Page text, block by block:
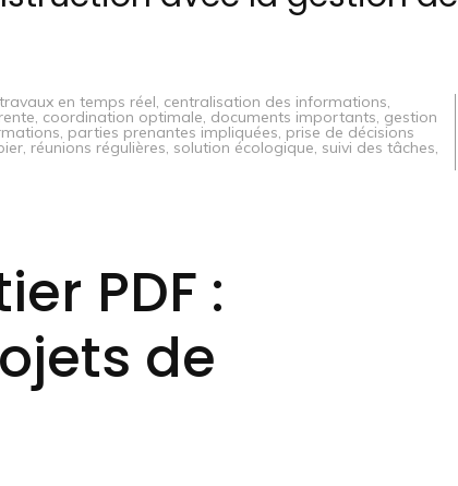
en temps réel, centralisation des informations,
, coordination optimale, documents importants, gestion
, parties prenantes impliquées, prise de décisions
, réunions régulières, solution écologique, suivi des tâches,
PDF :
de